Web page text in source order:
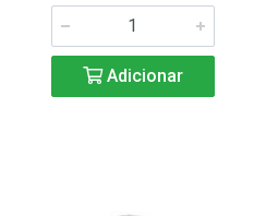
Adicionar